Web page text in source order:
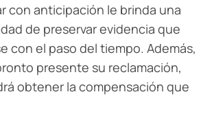
con anticipación le brinda una
de preservar evidencia que
con el paso del tiempo. Además,
presente su reclamación,
obtener la compensación que